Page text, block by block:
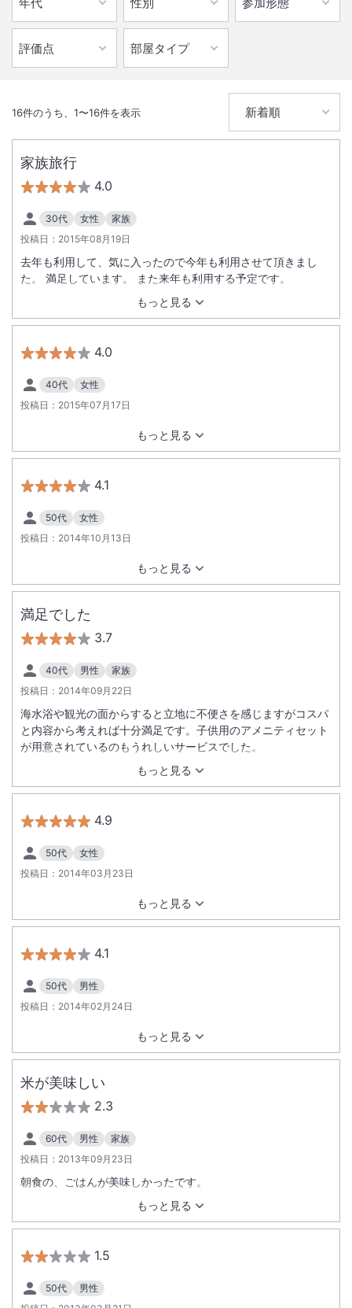
16件のうち、 1〜16件を表示
家族旅行
4.0
30代 女性
家族
投稿日： 2015年08月19日
もっと見る
去年も利用して、気に入ったので今年も利用させて頂きまし
た。 満足しています。 また来年も利用する予定です。
4.0
40代
女性
投稿日： 2015年07月17日
もっと見る
4.1
50代
女性
投稿日： 2014年10月13日
もっと見る
満足でした
3.7
40代 男性
家族
投稿日： 2014年09月22日
もっと見る
海水浴や観光の面からすると立地に不便さを感じますがコスパ
と内容から考えれば十分満足です。子供用のアメニティセット
が用意されているのもうれしいサービスでした。
4.9
50代
女性
投稿日： 2014年03月23日
もっと見る
4.1
50代
男性
投稿日： 2014年02月24日
もっと見る
米が美味しい
2.3
60代 男性
家族
投稿日： 2013年09月23日
もっと見る
朝食の、ごはんが美味しかったです。
1.5
50代
男性